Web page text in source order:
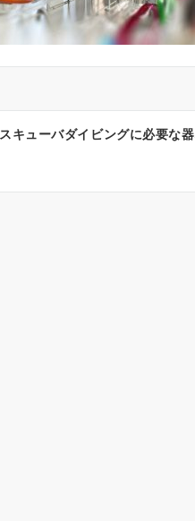
スキューバダイビングに必要な